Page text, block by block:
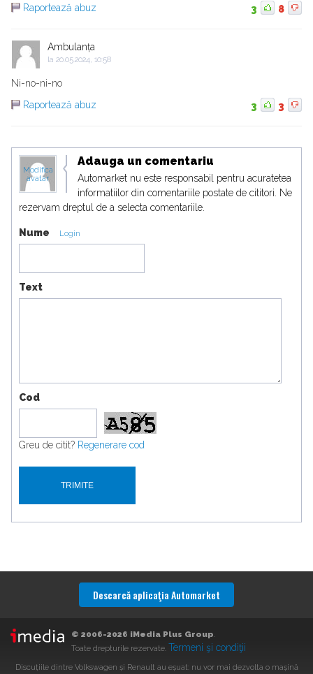
Raportează abuz
3 8
Ambulanța
la 20.05.2024, 10:58
Ni-no-ni-no
Raportează abuz
3 3
Modifica
avatar
Adauga un comentariu
Automarket nu este responsabil pentru acuratetea
informatiilor din comentariile postate de cititori. Ne
rezervam dreptul de a selecta comentariile.
Nume Login
Text
Cod
Greu de citit? Regenerare cod
Descarcă aplicaţia Automarket
© 2006-2026 iMedia Plus Group.
Toate drepturile rezervate. Termeni şi condiţii
Discuțiile dintre Volkswagen și Renault au eșuat: nu vor mai dezvolta o mașină